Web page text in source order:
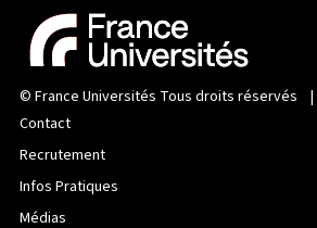
© France Universités Tous droits réservés |
Contact
Recrutement
Infos Pratiques
Médias